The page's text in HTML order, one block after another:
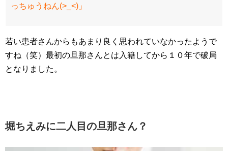
っちゅうねん(>_<)」
若い患者さんからもあまり良く思われていなかったようで
すね（笑）最初の旦那さんとは入籍してから１０年で破局
となりました。
堀ちえみに二人目の旦那さん？